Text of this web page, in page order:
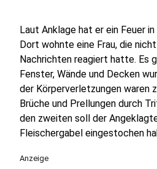
Laut Anklage hat er ein Feuer
Dort wohnte eine Frau, die
Nachrichten reagiert hatte. Es
Fenster, Wände und Decken
der Körperverletzungen waren
Brüche und Prellungen durch
den zweiten soll der
Fleischergabel eingestochen
Anzeige